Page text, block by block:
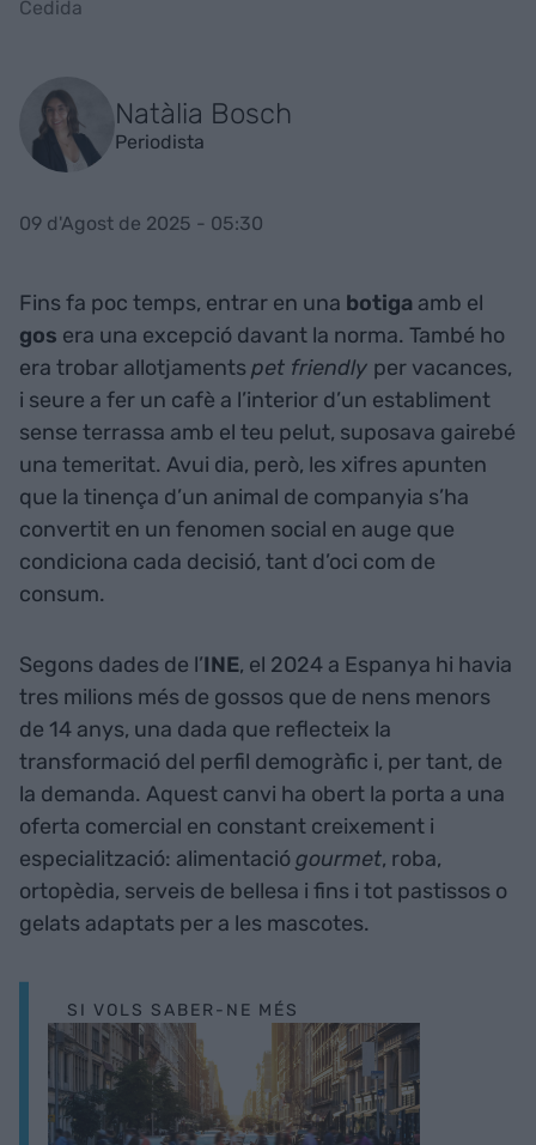
Cedida
Natàlia Bosch
Periodista
09 d'Agost de 2025 - 05:30
Fins fa poc temps, entrar en una botiga amb el
gos era una excepció davant la norma. També ho
era trobar allotjamentspet friendly per vacances,
i seure a fer un cafè a l’interior d’un establiment
sense terrassa amb el teu pelut, suposava gairebé
una temeritat. Avui dia, però, les xifres apunten
que la tinença d’un animal de companyia s’ha
convertit en un fenomen social en auge que
condiciona cada decisió, tant d’oci com de
consum.
Segons dades de l’INE, el 2024 a Espanya hi havia
tres milions més de gossos que de nens menors
de 14 anys, una dada que reflecteix la
transformació del perfil demogràfic i, per tant, de
la demanda. Aquest canvi ha obert la porta a una
oferta comercial en constant creixement i
especialització: alimentaciógourmet, roba,
ortopèdia, serveis de bellesa i fins i tot pastissos o
gelats adaptats per a les mascotes.
SI VOLS SABER-NE MÉS